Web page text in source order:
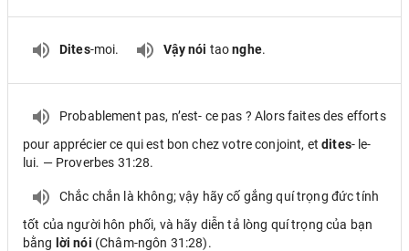
Dites-moi. Vậy nói taonghe.
Probablement pas, n’est- ce pas ? Alors faites des efforts
pour apprécier ce qui est bon chez votre conjoint, etdites- le-
lui. — Proverbes 31:28.
Chắc chắn là không; vậy hãy cố gắng quí trọng đức tính
tốt của người hôn phối, và hãy diễn tả lòng quí trọng của bạn
bằng lời nói (Châm-ngôn 31:28).